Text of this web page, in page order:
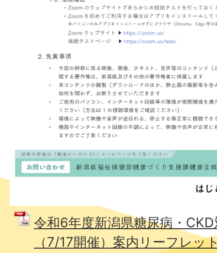
令和6年度新潟県糖尿病・
（7/17開催）案内リーフレッ